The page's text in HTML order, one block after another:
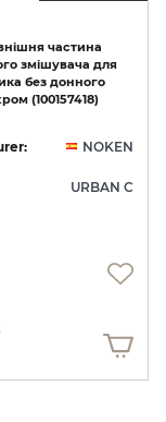
частина
змішувача для
без донного
(100157418)
NOKEN
URBAN C